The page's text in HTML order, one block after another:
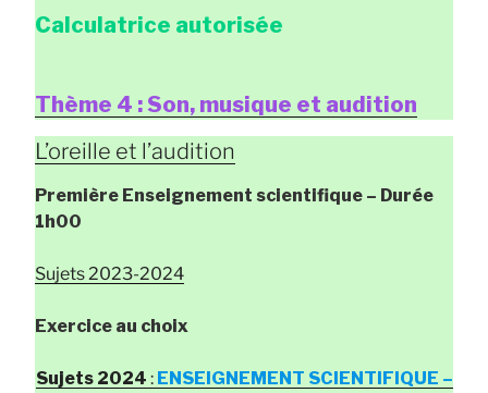
Calculatrice autorisée
Thème 4 : Son, musique et audition
L’oreille et l’audition
Première Enseignement scientifique – Durée
1h00
Sujets 2023-2024
Exercice au choix
Sujets 2024 : ENSEIGNEMENT SCIENTIFIQUE –